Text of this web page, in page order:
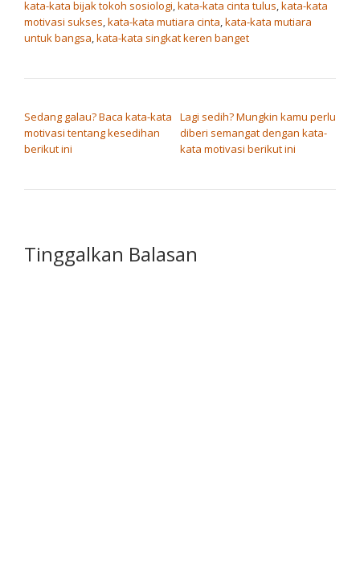
kata-kata bijak tokoh sosiologi,kata-kata cinta tulus,kata-kata
motivasi sukses,kata-kata mutiara cinta,kata-kata mutiara
untuk bangsa,kata-kata singkat keren banget
Sedang galau? Baca kata-kata
motivasi tentang kesedihan
berikut ini
Lagi sedih? Mungkin kamu perlu
diberi semangat dengan kata-
kata motivasi berikut ini
Tinggalkan Balasan